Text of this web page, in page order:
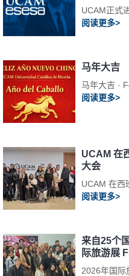
UCAM正式
阅读更多>
马年大吉
马年大吉 ·
阅读更多>
UCAM 在
大会
UCAM 在西
阅读更多>
来自25个
际旅游展
2026年国际